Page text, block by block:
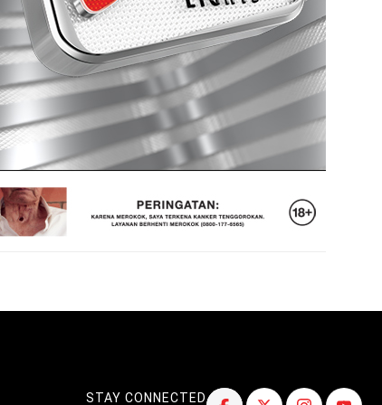
STAY CONNECTED